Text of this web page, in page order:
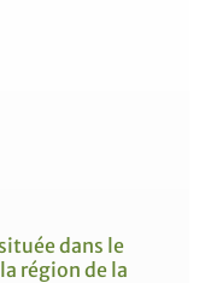
dans le
région de la